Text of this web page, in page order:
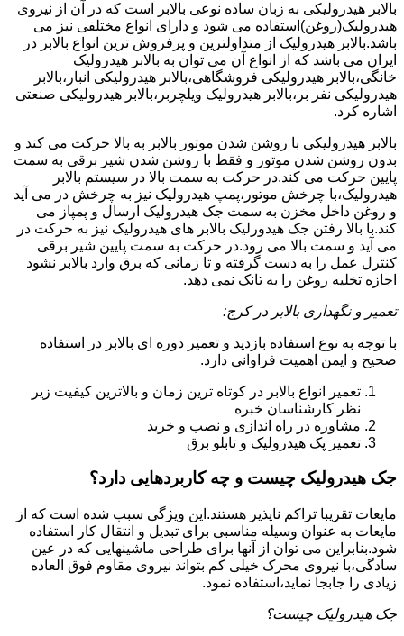
بالابر هیدرولیکی به زبان ساده نوعی بالابر است که در آن از نیروی
هیدرولیک(روغن)استفاده می شود و دارای انواع مختلفی نیز می
باشد.بالابر هیدرولیک از متداولترین و پرفروش ترین انواع بالابر در
ایران می باشد که از انواع آن می توان به بالابر هیدرولیک
خانگی،بالابر هیدرولیکی فروشگاهی،بالابر هیدرولیکی انبار،بالابر
هیدرولیکی نفر بر،بالابر هیدرولیک ویلچربر،بالابر هیدرولیکی صنعتی
اشاره کرد.
بالابر هیدرولیکی با روشن شدن موتور بالابر به بالا حرکت می کند و
بدون روشن شدن موتور و فقط با روشن شدن شیر برقی به سمت
پایین حرکت می کند.در حرکت به سمت بالا در سیستم بالابر
هیدرولیک،با چرخش موتور،پمپ هیدرولیک نیز به چرخش در می آید
و روغن داخل مخزن به سمت جک هیدرولیک ارسال و پمپاز می
کند.با بالا رفتن جک هیدورلیک بالابر های هیدرولیک نیز به حرکت در
می آید و سمت بالا می رود.در حرکت به سمت پایین شیر برقی
کنترل عمل را به دست گرفته و تا زمانی که برق وارد بالابر نشود
اجازه تخلیه روغن را به تانک نمی دهد.
تعمیر و نگهداری بالابر در کرج:
با توجه به نوع استفاده بازدید و تعمیر دوره ای بالابر در استفاده
صحیح و ایمن اهمیت فراوانی دارد.
تعمیر انواع بالابر در کوتاه ترین زمان و بالاترین کیفیت زیر
نظر کارشناسان خبره
مشاوره در راه اندازی و نصب و خرید
تعمیر پک هیدرولیک و تابلو برق
جک هیدرولیک چیست و چه کاربردهایی دارد؟
مایعات تقریبا تراکم ناپذیر هستند.این ویژگی سبب شده است که از
مایعات به عنوان وسیله مناسبی برای تبدیل و انتقال کار استفاده
شود.بنابراین می توان از آنها برای طراحی ماشینهایی که در عین
سادگی،با نیروی محرک خیلی کم بتواند نیروی مقاوم فوق العاده
زیادی را جابجا نماید،استفاده نمود.
جک هیدرولیک چیست؟